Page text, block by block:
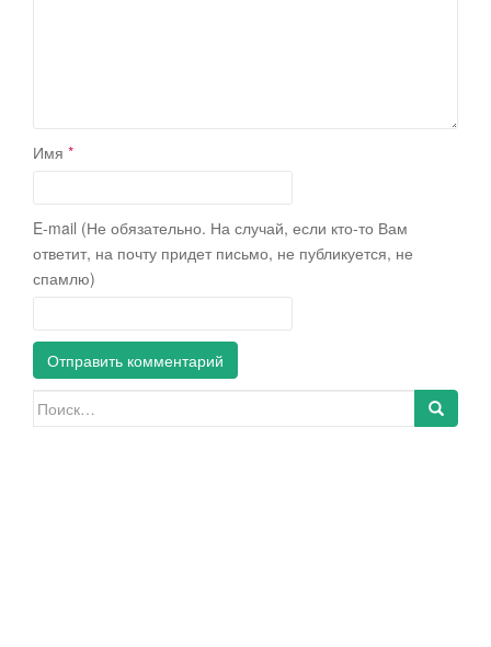
Имя *
E-mail (Не обязательно. На случай, если кто-то Вам
ответит, на почту придет письмо, не публикуется, не
спамлю)
Искать: